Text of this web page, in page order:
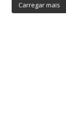
Carregar mais